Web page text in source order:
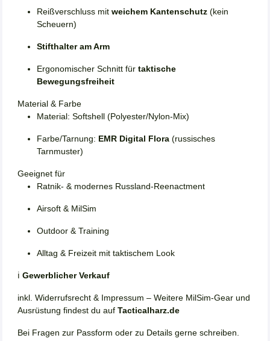
Reißverschluss mit weichem Kantenschutz (kein
Scheuern)
Stifthalter am Arm
Ergonomischer Schnitt für taktische
Bewegungsfreiheit
Material & Farbe
Material: Softshell (Polyester/Nylon-Mix)
Farbe/Tarnung: EMR Digital Flora (russisches
Tarnmuster)
Geeignet für
Ratnik- & modernes Russland-Reenactment
Airsoft & MilSim
Outdoor & Training
Alltag & Freizeit mit taktischem Look
ℹ️ Gewerblicher Verkauf
inkl. Widerrufsrecht & Impressum – Weitere MilSim-Gear und
Ausrüstung findest du auf Tacticalharz.de
Bei Fragen zur Passform oder zu Details gerne schreiben.